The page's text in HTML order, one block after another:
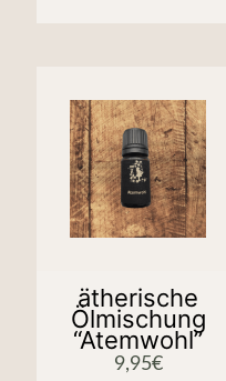
ätherische
Ölmischung
“Atemwohl”
9,95€